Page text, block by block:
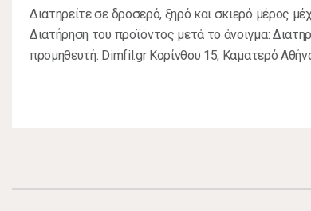
Διατηρείτε σε δροσερό, ξηρό και σκιερό μέρος
Διατήρηση του προϊόντος μετά το άνοιγμα:
προμηθευτή: Dimfil.gr Κορίνθου 15, Καματερό